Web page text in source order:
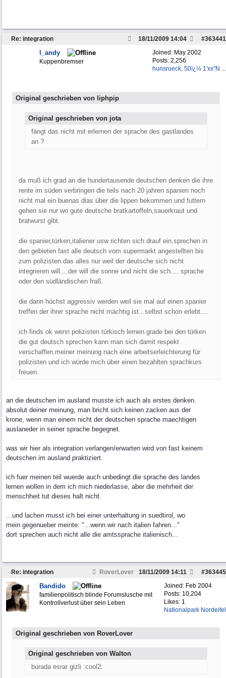
Re: integration #363441
18/11/2009 14:04
Joined: May 2002
Posts: 2,256
hunsrueck, 50ï¿½ 1'xx"N ...
l_andy
Kuppenbremser
Original geschrieben von liphpip
Original geschrieben von jota
fängt das nicht mit erlernen der sprache des gastlandes
an ?
da muß ich grad an die hundertausende deutschen denken die ihre
rente im süden verbringen die teils nach 20 jahren spanien noch
nicht mal ein buenas dias über die lippen bekommen.und futtern
gehen sie nur wo gute deutsche bratkartoffeln,sauerkraut und
bratwurst gibt.
die spanier,türken,italiener usw richten sich drauf ein.sprechen in
den gebieten fast alle deutsch vom supermarkt angestellten bis
zum polizisten.das alles nur weil der deutsche sich nicht
integrieren will....der will die sonne und nicht die sch.... sprache
oder den südländischen fraß.
die dann höchst aggressiv werden weil sie mal auf einen spanier
treffen der ihrer sprache nicht mächtig ist...selbst schon erlebt....
ich finds ok wenn polizisten türkisch lernen.grade bei den türken
die gut deutsch sprechen kann man sich damit respekt
verschaffen.meiner meinung nach eine arbeitserleichterung für
polizisten und ich würde mich über einen bezahlten sprachkurs
freuen.
an die deutschen im ausland musste ich auch als erstes denken.
absolut deiner meinung, man bricht sich keinen zacken aus der
krone, wenn man einem nicht der deutschen sprache maechtigen
auslaneder in seiner sprache begegnet.
was wir hier als integration verlangen/erwarten wird von fast keinem
deutschen im ausland praktiziert.
ich fuer meinen teil wuerde auch unbedingt die sprache des landes
lernen wollen in dem ich mich niederlasse, aber die mehrheit der
menschheit tut dieses halt nicht.
...und lachen musst ich bei einer unterhaltung in suedtirol, wo
mein gegenueber meinte: "...wenn wir nach italien fahren..."
dort sprechen auch nicht alle die amtssprache italienisch...
Re: integration RoverLover #363445
18/11/2009 14:11
Joined: Feb 2004
Posts: 10,204
Likes: 1
Nationalpark Nordeifel
Bandido
familienpolitisch blinde Forumslusche mit
Kontrollverlust über sein Leben
Original geschrieben von RoverLover
Original geschrieben von Walton
burada esrar gizli :cool2: